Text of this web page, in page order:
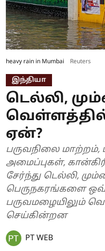
heavy rain in Mumbai Reuters
இந்தியா
டெல்லி,
வெள்ளத்தில்
ஏன்?
பருவநிலை
அமைப்புகள்,
சேர்ந்து டெல்லி,
பெருநகரங்களை
பருவமழையிலும்
செய்கின்றன
PT WEB